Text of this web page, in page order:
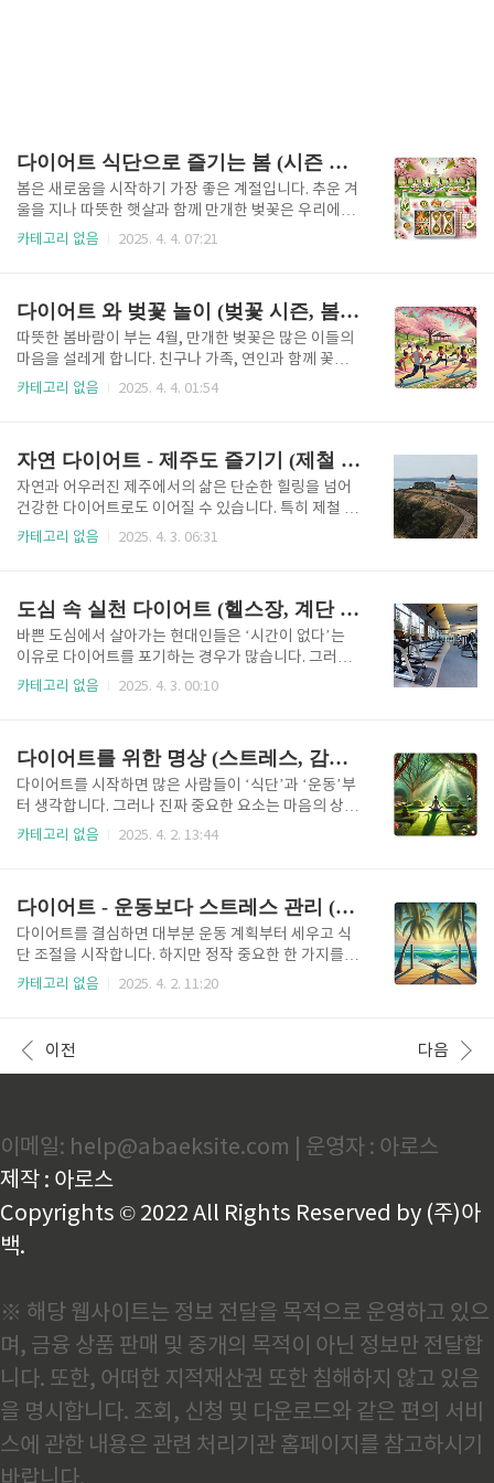
다이어트 식단으로 즐기는 봄 (시즌 활용, 봄철 운동, 식단)
봄은 새로움을 시작하기 가장 좋은 계절입니다. 추운 겨
울을 지나 따뜻한 햇살과 함께 만개한 벚꽃은 우리에게
움직임을 선물합니다. 이 시기에 다이어트를 시작하면
내해드립니다. 꽃길 따라 걷고, 봄 식재료로 맛있고 건
강한 식사를 하며 진짜 ‘봄다운’ 다이어트를 시작해보
세요.벚꽃 시즌을 활용한 건강한 시작벚꽃이 만개하는
시기는 단순히 사진 찍고 나들이 가는 시기를 넘어, 다
이어트를 시작하기 가장 자연스러운 시점입니다. 겨우
스럽게 몸을 움직이게 만드..
카테고리 없음 2025. 4. 4. 07:21
다이어트 와 벚꽃 놀이 (벚꽃 시즌, 봄철 운동, 다이어트 식단)
따뜻한 봄바람이 부는 4월, 만개한 벚꽃은 많은 이들의
마음을 설레게 합니다. 친구나 가족, 연인과 함께 꽃놀
이를 떠나는 이 계절은 사실 다이어트를 시작하기에도
수 있습니다. 이번 글에서는 벚꽃 시즌을 활용한 걷기
기반의 다이어트 전략, 봄철에 실천하기 좋은 운동 루
틴, 그리고 야외활동 후에도 체중을 효과적으로 관리할
수 있는 다이어트 식단까지 자세히 소개해드립니다.벚
꽃 시즌을 다이어트 기회로 만들기벚꽃 시즌은 운동과
환경에서 장시간 활동이 가..
카테고리 없음 2025. 4. 4. 01:54
자연 다이어트 - 제주도 즐기기 (제철 음식, 걷기 운동, 자연 치유)
자연과 어우러진 제주에서의 삶은 단순한 힐링을 넘어
건강한 다이어트로도 이어질 수 있습니다. 특히 제철 식
재료를 활용한 식단, 아름다운 자연경관 속 걷기 운동,
적으로 안내드립니다. 제철 음식 재료: 제주에서 먹는
다이어트 한 끼제주는 천혜의 자연환경 덕분에 사계절
다양한 식재료가 자라나는 땅입니다. 감귤, 고사리, 보
리, 미역, 톳, 제주 흑돼지까지 제주 특유의 농·수산물이
풍부하며, 이는 다이어트 식단에 다양성과 균형을 더해
봄철에는 제주에서..
카테고리 없음 2025. 4. 3. 06:31
도심 속 실천 다이어트 (헬스장, 계단 걷기, 출퇴근)
바쁜 도심에서 살아가는 현대인들은 ‘시간이 없다’는
이유로 다이어트를 포기하는 경우가 많습니다. 그러나
특별한 프로그램이나 고가의 식단 없이도, 일상 속에서
적인 팁까지 도심 속에서 실천할 수 있는 현실적인 다이
어트 전략을 소개합니다.헬스장 활용법: 바쁜 현대인의
운동 루틴헬스장은 현대인이 다이어트를 실천하기에
가장 실용적인 공간 중 하나입니다. 특히 도심에는 아파
트 단지, 오피스 빌딩, 백화점 근처에 다양한 형태의 헬
치하지 말고, 본인의 ..
카테고리 없음 2025. 4. 3. 00:10
다이어트를 위한 명상 (스트레스, 감정 조절, 폭식 방지)
다이어트를 시작하면 많은 사람들이 ‘식단’과 ‘운동’부
터 생각합니다. 그러나 진짜 중요한 요소는 마음의 상태
라는 사실을 알고 계신가요? 아무리 철저한 식단을 지
습니다. 명상은 단순한 정신수양이 아니라, 스트레스 해
소, 감정조절, 식습관 개선에 실제로 효과적인 도구입니
다. 이 글에서는 다이어트를 성공으로 이끌 수 있는 명
상법들을 과학적 근거와 함께 자세히 소개하고, 실생활
에서 실천할 수 있는 명상 루틴까지 안내합니다.스트레
적인 압박은 폭식, 야식, 의욕 저하로 이어져 체중 증가
의 가장 큰 원인이 됩니..
카테고리 없음 2025. 4. 2. 13:44
다이어트 - 운동보다 스트레스 관리 (스트레스, 실패, 정신 건강)
다이어트를 결심하면 대부분 운동 계획부터 세우고 식
단 조절을 시작합니다. 하지만 정작 중요한 한 가지를
놓치고 있는 경우가 많습니다. 바로 '스트레스'입니다.
동과 식단이 물리적인 부분을 책임진다면, 스트레스 관
리는 심리적 기반을 다지는 핵심 전략입니다. 이 글에서
트레스는 우리의 일상에서 여러 가지 원인으로 발생합
니다. 현대 사회는 끊임없는 변화와 경쟁 속에서 살아가
야 하기 때문에 스트레스를 피하기 어려운 환경을 제공
합니다. 일상적인 업무의 압박, 사..
카테고리 없음 2025. 4. 2. 11:20
이전 다음
이메일: help@abaeksite.com | 운영자 : 아로스
제작 : 아로스
Copyrights © 2022 All Rights Reserved by (주)아
백.
※ 해당 웹사이트는 정보 전달을 목적으로 운영하고 있으
며, 금융 상품 판매 및 중개의 목적이 아닌 정보만 전달합
니다. 또한, 어떠한 지적재산권 또한 침해하지 않고 있음
을 명시합니다. 조회, 신청 및 다운로드와 같은 편의 서비
스에 관한 내용은 관련 처리기관 홈페이지를 참고하시기